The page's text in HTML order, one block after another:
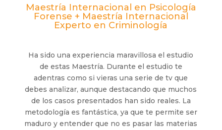
Maestría Internacional en Psicología
Forense + Maestría Internacional
Experto en Criminología
Ha sido una experiencia maravillosa el estudio
de estas Maestría. Durante el estudio te
adentras como si vieras una serie de tv que
debes analizar, aunque destacando que muchos
de los casos presentados han sido reales. La
metodología es fantástica, ya que te permite ser
maduro y entender que no es pasar las materias